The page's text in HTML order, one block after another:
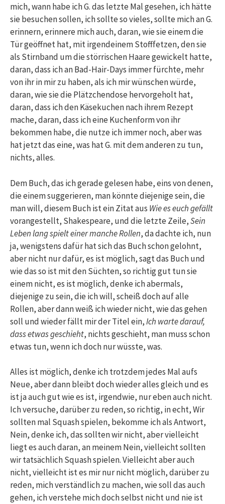
mich, wann habe ich G. das letzte Mal gesehen, ich hätte
sie besuchen sollen, ich sollte so vieles, sollte mich an G.
erinnern, erinnere mich auch, daran, wie sie einem die
Tür geöffnet hat, mit irgendeinem Stofffetzen, den sie
als Stirnband um die störrischen Haare gewickelt hatte,
daran, dass ich an Bad-Hair-Days immer fürchte, mehr
von ihr in mir zu haben, als ich mir wünschen würde,
daran, wie sie die Plätzchendose hervorgeholt hat,
daran, dass ich den Käsekuchen nach ihrem Rezept
mache, daran, dass ich eine Kuchenform von ihr
bekommen habe, die nutze ich immer noch, aber was
hat jetzt das eine, was hat G. mit dem anderen zu tun,
nichts, alles.
Dem Buch, das ich gerade gelesen habe, eins von denen,
die einem suggerieren, man könnte diejenige sein, die
man will, diesem Buch ist ein Zitat aus Wie es euch gefällt
vorangestellt, Shakespeare, und die letzte Zeile,Sein
Leben lang spielt einer manche Rollen, da dachte ich, nun
ja, wenigstens dafür hat sich das Buch schon gelohnt,
aber nicht nur dafür, es ist möglich, sagt das Buch und
wie das so ist mit den Süchten, so richtig gut tun sie
einem nicht, es ist möglich, denke ich abermals,
diejenige zu sein, die ich will, scheiß doch auf alle
Rollen, aber dann weiß ich wieder nicht, wie das gehen
soll und wieder fällt mir der Titel ein,Ich warte darauf,
dass etwas geschieht, nichts geschieht, man muss schon
etwas tun, wenn ich doch nur wüsste, was.
Alles ist möglich, denke ich trotzdem jedes Mal aufs
Neue, aber dann bleibt doch wieder alles gleich und es
ist ja auch gut wie es ist, irgendwie, nur eben auch nicht.
Ich versuche, darüber zu reden, so richtig, in echt, Wir
sollten mal Squash spielen, bekomme ich als Antwort,
Nein, denke ich, das sollten wir nicht, aber vielleicht
liegt es auch daran, an meinem Nein, vielleicht sollten
wir tatsächlich Squash spielen. Vielleicht aber auch
nicht, vielleicht ist es mir nur nicht möglich, darüber zu
reden, mich verständlich zu machen, wie soll das auch
gehen, ich verstehe mich doch selbst nicht und nie ist